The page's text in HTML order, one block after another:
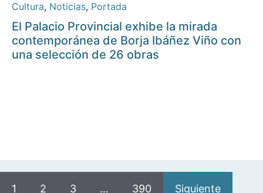
Cultura, Noticias, Portada
El Palacio Provincial exhibe la mirada
contemporánea de Borja Ibáñez Viño con
una selección de 26 obras
1 2 3 … 390 Siguiente